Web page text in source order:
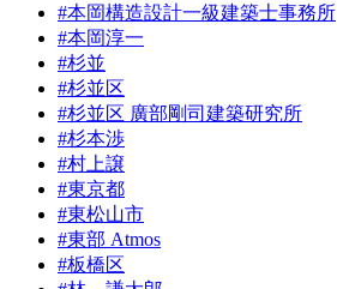
#本岡構造設計一級建築士事務所
#本岡淳一
#杉並
#杉並区
#杉並区 廣部剛司建築研究所
#杉本渉
#村上譲
#東京都
#東松山市
#東部 Atmos
#板橋区